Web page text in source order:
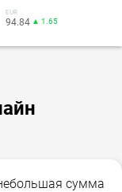
EUR
94.84 ▲ 1.65
сумма